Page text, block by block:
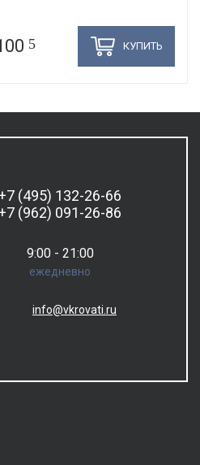
5 КУПИТЬ
(495) 132-26-66
(962) 091-26-86
9:00 - 21:00
ежедневно
info@vkrovati.ru